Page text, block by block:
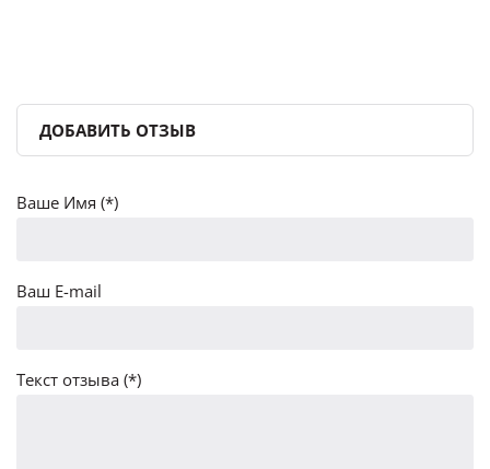
ДОБАВИТЬ ОТЗЫВ
Ваше Имя (*)
Ваш E-mail
Текст отзыва (*)